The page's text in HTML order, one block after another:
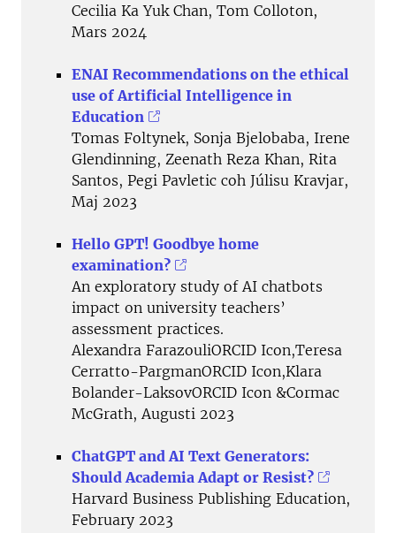
Cecilia Ka Yuk Chan, Tom Colloton,
Mars 2024
ENAI Recommendations on the ethical
use of Artificial Intelligence in
Education
Tomas Foltynek, Sonja Bjelobaba, Irene
Glendinning, Zeenath Reza Khan, Rita
Santos, Pegi Pavletic coh Júlisu Kravjar,
Maj 2023
Hello GPT! Goodbye home
examination?
An exploratory study of AI chatbots
impact on university teachers’
assessment practices.
Alexandra FarazouliORCID Icon,Teresa
Cerratto-PargmanORCID Icon,Klara
Bolander-LaksovORCID Icon &Cormac
McGrath, Augusti 2023
ChatGPT and AI Text Generators:
Should Academia Adapt or Resist?
Harvard Business Publishing Education,
February 2023